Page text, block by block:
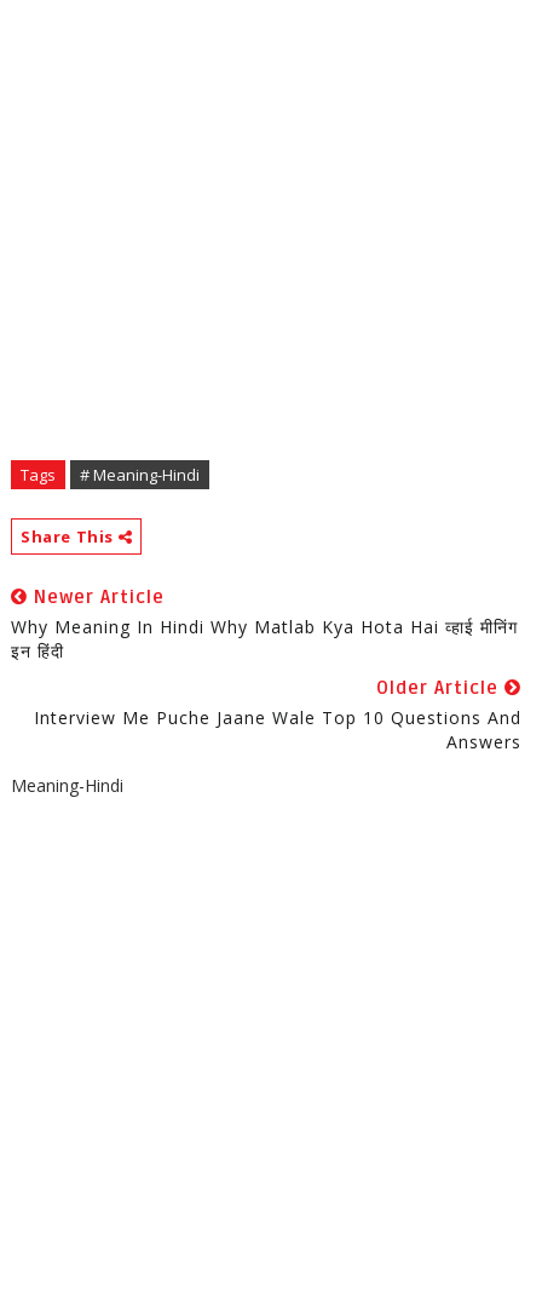
Tags # Meaning-Hindi
Share This
Newer Article
Why Meaning In Hindi Why Matlab Kya Hota Hai व्हाई मीनिंग
इन हिंदी
Older Article
Interview Me Puche Jaane Wale Top 10 Questions And
Answers
Meaning-Hindi